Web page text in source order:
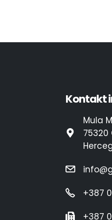
Kontakt
Mula
75320
+387
+387